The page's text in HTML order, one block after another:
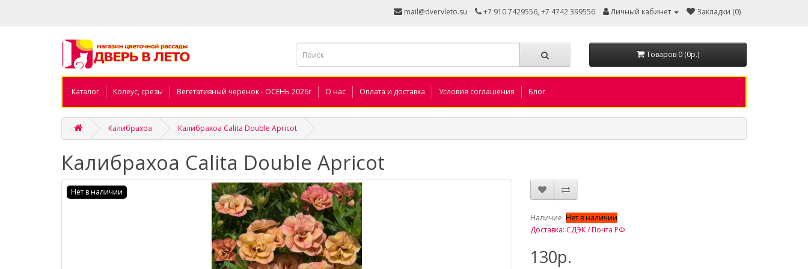
mail@dvervleto.su +7 910 7429556, +7 4742 399556 Личный кабинет Закладки (0)
Товаров 0 (0р.)
Каталог Колеус, срезы Вегетативный черенок - ОСЕНЬ 2026г О нас Оплата и доставка Условия соглашения Блог
Калибрахоа Калибрахоа Calita Double Apricot
Калибрахоа Calita Double Apricot
Нет в наличии
Наличие: Нет в наличии
Доставка: СДЭК / Почта РФ
130р.